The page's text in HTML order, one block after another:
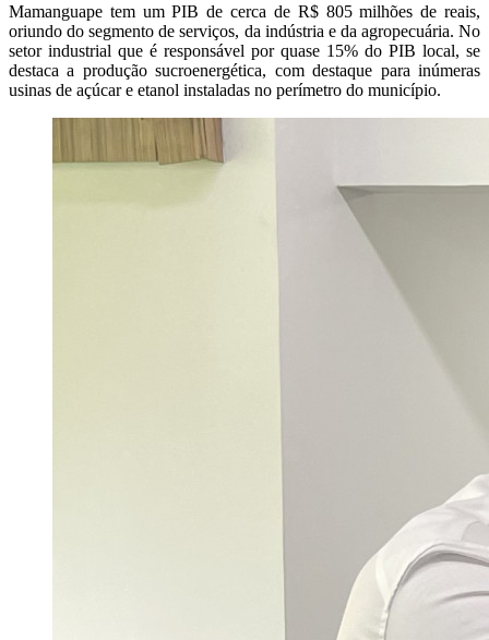
Mamanguape tem um PIB de cerca de R$ 805 milhões de reais,
oriundo do segmento de serviços, da indústria e da agropecuária. No
setor industrial que é responsável por quase 15% do PIB local, se
destaca a produção sucroenergética, com destaque para inúmeras
usinas de açúcar e etanol instaladas no perímetro do município.